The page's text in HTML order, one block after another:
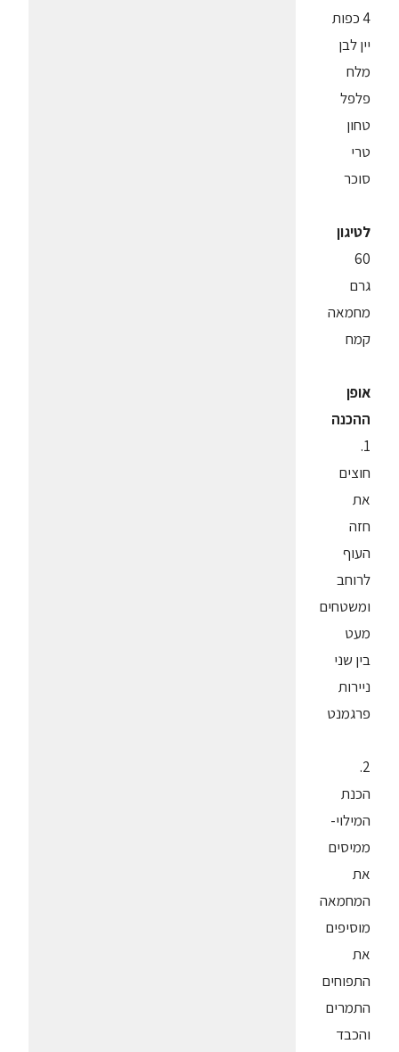
4 כפות
יין לבן
מלח
פלפל
טחון
טרי
סוכר
לטיגון
60
גרם
מחמאה
קמח
אופן
ההכנה
1.
חוצים
את
חזה
העוף
לרוחב
ומשטחים
מעט
בין שני
ניירות
פרגמנט
2.
הכנת
המילוי-
ממיסים
את
המחמאה
מוסיפים
את
התפוחים
התמרים
והכבד